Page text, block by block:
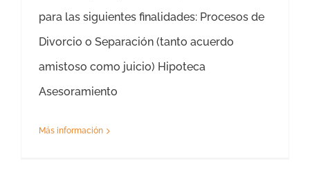
para las siguientes finalidades: Procesos de
Divorcio o Separación (tanto acuerdo
amistoso como juicio) Hipoteca
Asesoramiento
Más información